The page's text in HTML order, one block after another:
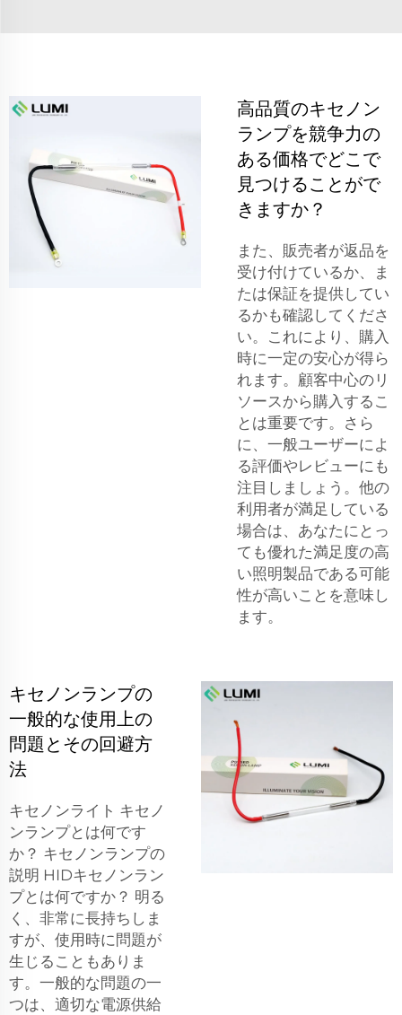
高品質のキセノン
ランプを競争力の
ある価格でどこで
見つけることがで
きますか？
また、販売者が返品を
受け付けているか、ま
たは保証を提供してい
るかも確認してくださ
い。これにより、購入
時に一定の安心が得ら
れます。顧客中心のリ
ソースから購入するこ
とは重要です。さら
に、一般ユーザーによ
る評価やレビューにも
注目しましょう。他の
利用者が満足している
場合は、あなたにとっ
ても優れた満足度の高
い照明製品である可能
性が高いことを意味し
ます。
キセノンランプの
一般的な使用上の
問題とその回避方
法
キセノンライト キセノ
ンランプとは何です
か？ キセノンランプの
説明 HIDキセノンラン
プとは何ですか？ 明る
く、非常に長持ちしま
すが、使用時に問題が
生じることもありま
す。一般的な問題の一
つは、適切な電源供給